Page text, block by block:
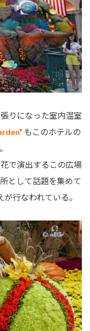
りになった室内温室
もこのホテルの
で演出するこの広場
として話題を集めて
行なわれている。